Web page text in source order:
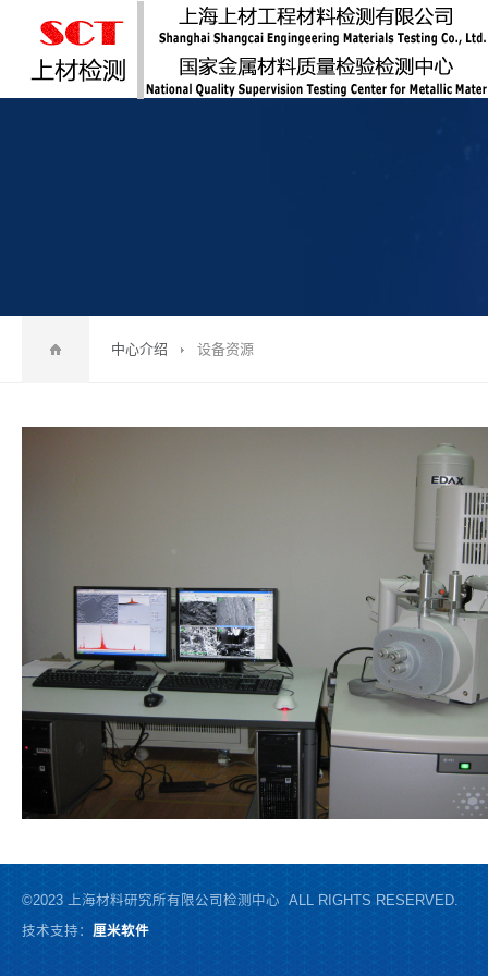
中心介绍 设备资源
©2023 上海材料研究所有限公司检测中心 ALL RIGHTS RESERVED.
技术支持： 厘米软件